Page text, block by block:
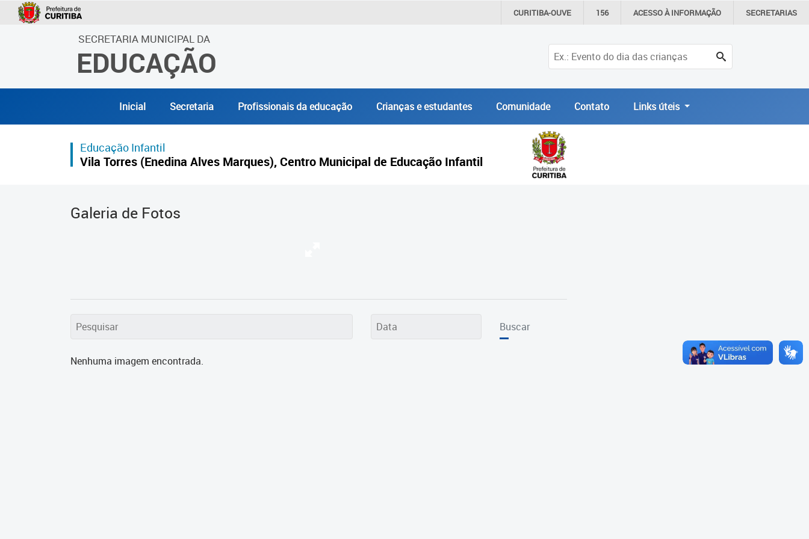
CURITIBA-OUVE 156 ACESSO ÀINFORMAÇÃO SECRETARIAS
SECRETARIA MUNICIPAL DA
EDUCAÇÃO
Inicial Secretaria Profissionais da educação Crianças e estudantes Comunidade Contato Links úteis
Educação Infantil
Vila Torres (Enedina Alves Marques), Centro Municipal de Educação Infantil
Galeria de Fotos
Buscar
Nenhuma imagem encontrada.